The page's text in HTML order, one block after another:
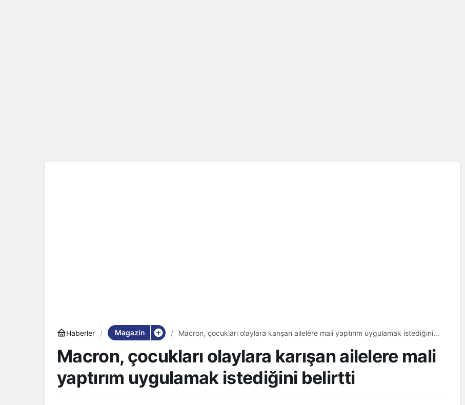
Haberler Magazin
Macron, çocukları olaylara karışan ailelere mali yaptırım uygulamak istediğini
Macron, çocukları olaylara karışan ailelere mali
yaptırım uygulamak istediğini belirtti